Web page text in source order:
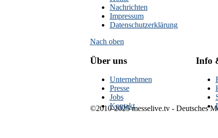
Nachrichten
Impressum
Datenschutzerklärung
Nach oben
Über uns
Unternehmen
Presse
Jobs
Kontakt
Info
©2010-2025 messelive.tv - Deutsches